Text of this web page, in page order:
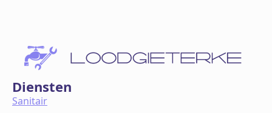
Diensten
Sanitair